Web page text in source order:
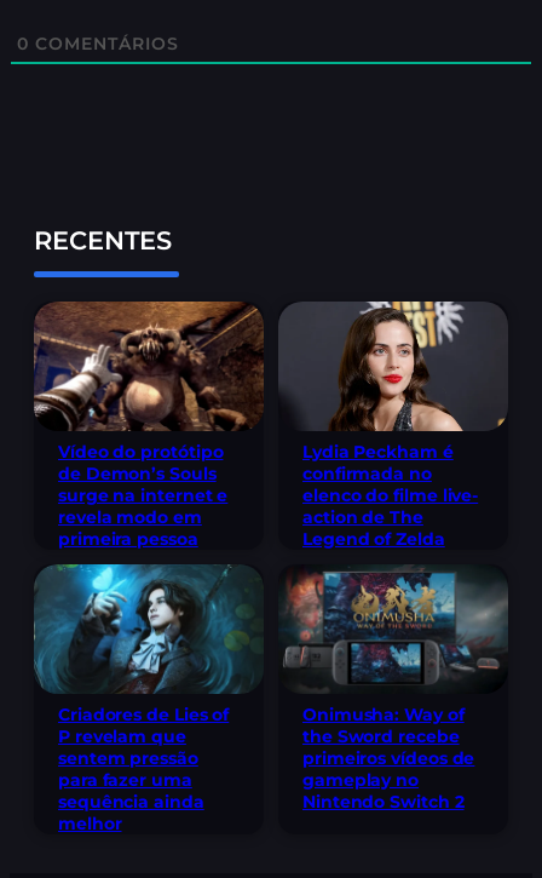
0 COMENTÁRIOS
RECENTES
Vídeo do protótipo
de Demon’s Souls
surge na internet e
revela modo em
primeira pessoa
Lydia Peckham é
confirmada no
elenco do filme live-
action de The
Legend of Zelda
Criadores de Lies of
P revelam que
sentem pressão
para fazer uma
sequência ainda
melhor
Onimusha: Way of
the Sword recebe
primeiros vídeos de
gameplay no
Nintendo Switch 2